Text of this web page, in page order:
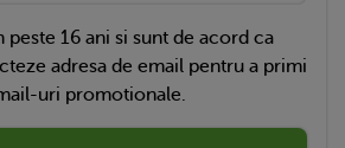
peste 16 ani si sunt de acord ca
adresa de email pentru a primi
uri promotionale.